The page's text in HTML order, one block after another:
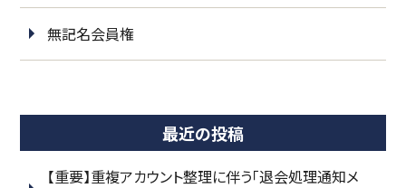
無記名会員権
最近の投稿
【重要】重複アカウント整理に伴う「退会処理通知メ